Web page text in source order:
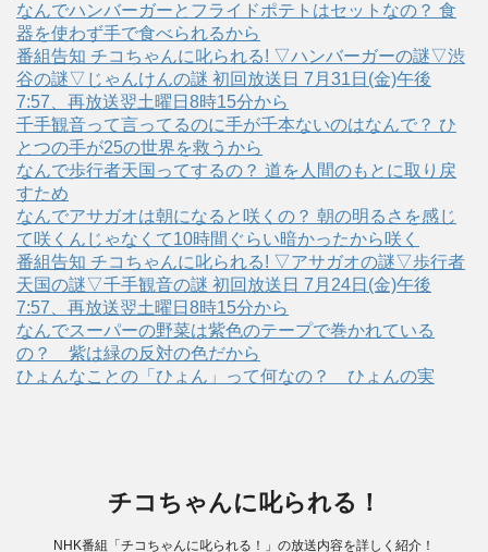
なんでハンバーガーとフライドポテトはセットなの？ 食
器を使わず手で食べられるから
番組告知 チコちゃんに叱られる! ▽ハンバーガーの謎▽渋
谷の謎▽じゃんけんの謎 初回放送日 7月31日(金)午後
7:57、再放送翌土曜日8時15分から
千手観音って言ってるのに手が千本ないのはなんで？ ひ
とつの手が25の世界を救うから
なんで歩行者天国ってするの？ 道を人間のもとに取り戻
すため
なんでアサガオは朝になると咲くの？ 朝の明るさを感じ
て咲くんじゃなくて10時間ぐらい暗かったから咲く
番組告知 チコちゃんに叱られる! ▽アサガオの謎▽歩行者
天国の謎▽千手観音の謎 初回放送日 7月24日(金)午後
7:57、再放送翌土曜日8時15分から
なんでスーパーの野菜は紫色のテープで巻かれている
の？ 紫は緑の反対の色だから
ひょんなことの「ひょん」って何なの？ ひょんの実
チコちゃんに叱られる！
NHK番組「チコちゃんに叱られる！」の放送内容を詳しく紹介！